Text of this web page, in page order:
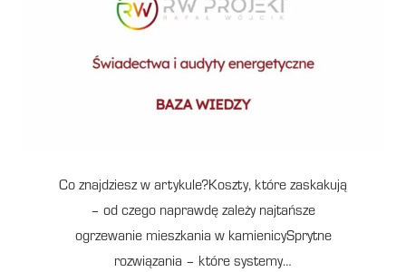
Co znajdziesz w artykule?Koszty, które zaskakują
– od czego naprawdę zależy najtańsze
ogrzewanie mieszkania w kamienicySprytne
rozwiązania – które systemy…